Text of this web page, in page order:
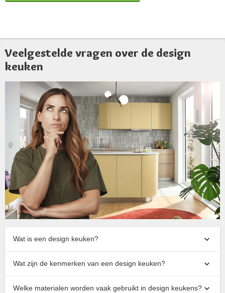
Veelgestelde vragen over de design
keuken
Wat is een design keuken?
Wat zijn de kenmerken van een design keuken?
Welke materialen worden vaak gebruikt in design keukens?